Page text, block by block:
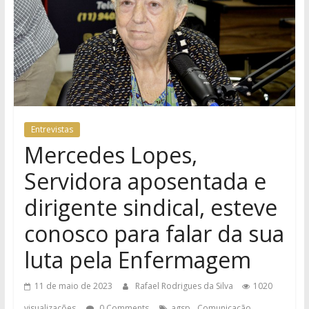
Entrevistas
Mercedes Lopes,
Servidora aposentada e
dirigente sindical, esteve
conosco para falar da sua
luta pela Enfermagem
11 de maio de 2023 Rafael Rodrigues da Silva
1020